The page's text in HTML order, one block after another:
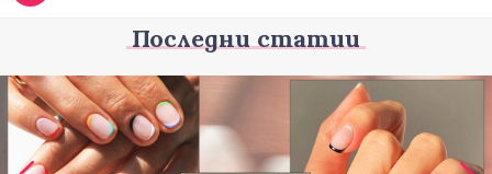
Последни статии